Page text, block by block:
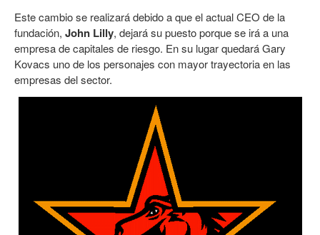
Este cambio se realizará debido a que el actual CEO de la
fundación, John Lilly, dejará su puesto porque se irá a una
empresa de capitales de riesgo. En su lugar quedará Gary
Kovacs uno de los personajes con mayor trayectoria en las
empresas del sector.